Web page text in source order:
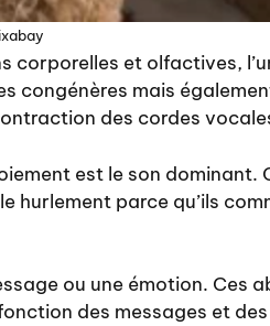
corporelles et olfactives,
congénères mais
des cordes
est le son dominant.
hurlement parce qu’ils
ou une émotion. Ces
des messages et